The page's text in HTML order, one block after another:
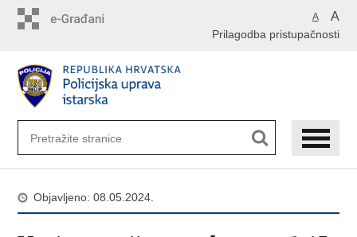
A A
Prilagodba pristupačnosti
Objavljeno: 08.05.2024.